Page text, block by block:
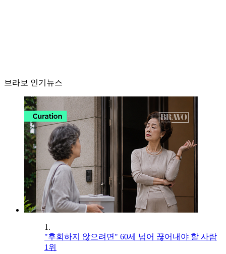
브라보 인기뉴스
1.
"후회하지 않으려면" 60세 넘어 끊어내야 할 사람
1위